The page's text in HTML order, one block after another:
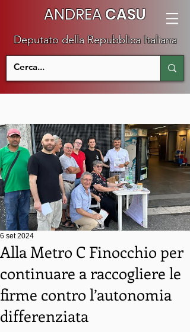
ANDREACASU
Deputato della Repubblica Italiana
Alla Metro C Finocchio per
continuare a raccogliere le
firme contro l’autonomia
differenziata
6 set 2024